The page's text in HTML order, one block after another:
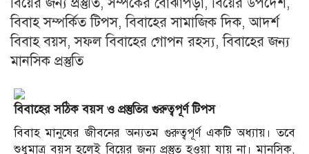
বিবাহের সঠিক বয়স ও প্রস্তুতির গুরুত্বপূর্ণ টিপস
বিবাহ মানুষের জীবনের অন্যতম গুরুত্বপূর্ণ একটি অধ্যায়। তবে
শুধুমাত্র বয়স হলেই বিয়ের জন্য প্রস্তুত হওয়া যায় না। মানসিক,